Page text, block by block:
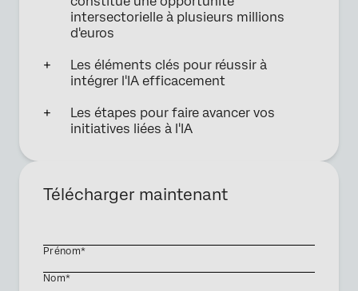
intersectorielle à plusieurs millions
d'euros
Les éléments clés pour réussir à
intégrer l'IA efficacement
Les étapes pour faire avancer vos
initiatives liées à l'IA
Télécharger maintenant
Prénom*
Nom*